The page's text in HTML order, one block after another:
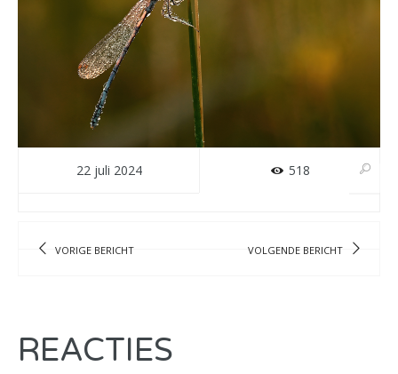
22 juli 2024 518
VORIGE BERICHT VOLGENDE BERICHT
REACTIES